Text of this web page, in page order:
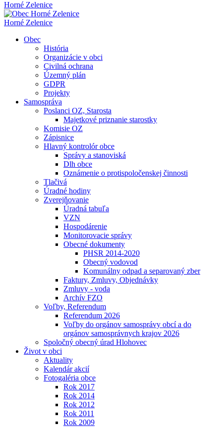
Horné Zelenice
Horné Zelenice
Obec
História
Organizácie v obci
Civilná ochrana
Územný plán
GDPR
Projekty
Samospráva
Poslanci OZ, Starosta
Majetkové priznanie starostky
Komisie OZ
Zápisnice
Hlavný kontrolór obce
Správy a stanoviská
Dlh obce
Oznámenie o protispoločenskej činnosti
Tlačivá
Úradné hodiny
Zverejňovanie
Úradná tabuľa
VZN
Hospodárenie
Monitorovacie správy
Obecné dokumenty
PHSR 2014-2020
Obecný vodovod
Komunálny odpad a separovaný zber
Faktury, Zmluvy, Objednávky
Zmluvy - voda
Archív FZO
Voľby, Referendum
Referendum 2026
Voľby do orgánov samosprávy obcí a do
orgánov samosprávnych krajov 2026
Spoločný obecný úrad Hlohovec
Život v obci
Aktuality
Kalendár akcií
Fotogaléria obce
Rok 2017
Rok 2014
Rok 2012
Rok 2011
Rok 2009